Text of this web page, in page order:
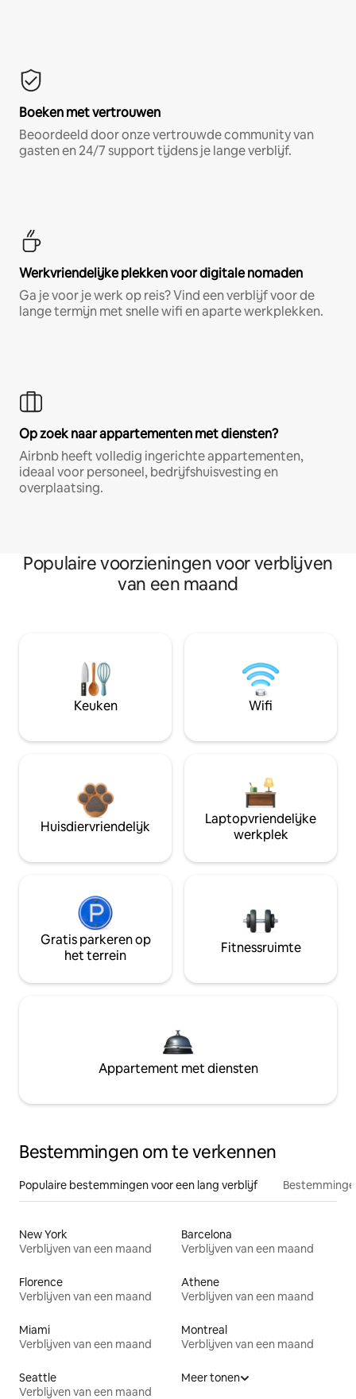
Boeken met vertrouwen
Beoordeeld door onze vertrouwde community van
gasten en 24/7 support tijdens je lange verblijf.
Werkvriendelijke plekken voor digitale nomaden
Ga je voor je werk op reis? Vind een verblijf voor de
lange termijn met snelle wifi en aparte werkplekken.
Op zoek naar appartementen met diensten?
Airbnb heeft volledig ingerichte appartementen,
ideaal voor personeel, bedrijfshuisvesting en
overplaatsing.
Populaire voorzieningen voor verblijven
van een maand
Keuken Wifi
Huisdiervriendelijk
Laptopvriendelijke
werkplek
Gratis parkeren op
het terrein
Fitnessruimte
Appartement met diensten
Bestemmingen om te verkennen
Populaire bestemmingen voor een lang verblijf
New York
Verblijven van een maand
Barcelona
Verblijven van een maand
Florence
Verblijven van een maand
Athene
Verblijven van een maand
Miami
Verblijven van een maand
Montreal
Verblijven van een maand
Seattle
Verblijven van een maand
Meer tonen